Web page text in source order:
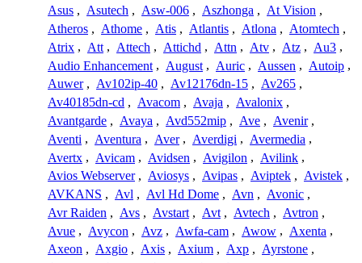
Asus , Asutech , Asw-006 , Aszhonga , At Vision ,
Atheros , Athome , Atis , Atlantis , Atlona , Atomtech ,
Atrix , Att , Attech , Attichd , Attn , Atv , Atz , Au3 ,
Audio Enhancement , August , Auric , Aussen , Autoip ,
Auwer , Av102ip-40 , Av12176dn-15 , Av265 ,
Av40185dn-cd , Avacom , Avaja , Avalonix ,
Avantgarde , Avaya , Avd552mip , Ave , Avenir ,
Aventi , Aventura , Aver , Averdigi , Avermedia ,
Avertx , Avicam , Avidsen , Avigilon , Avilink ,
Avios Webserver , Aviosys , Avipas , Aviptek , Avistek ,
AVKANS , Avl , Avl Hd Dome , Avn , Avonic ,
Avr Raiden , Avs , Avstart , Avt , Avtech , Avtron ,
Avue , Avycon , Avz , Awfa-cam , Awow , Axenta ,
Axeon , Axgio , Axis , Axium , Axp , Ayrstone ,